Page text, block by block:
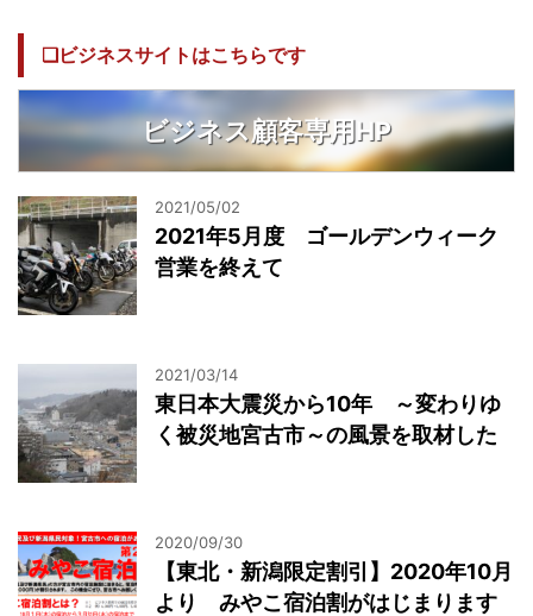
❏ビジネスサイトはこちらです
ビジネス顧客専用HP
2021/05/02
2021年5月度 ゴールデンウィーク
営業を終えて
2021/03/14
東日本大震災から10年 ～変わりゆ
く被災地宮古市～の風景を取材した
2020/09/30
【東北・新潟限定割引】2020年10月
より みやこ宿泊割がはじまります